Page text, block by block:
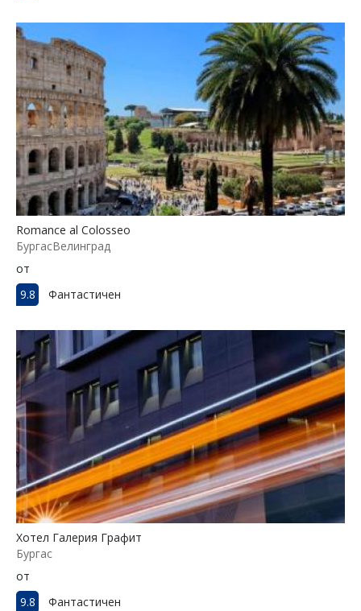
Romance al Colosseo
БургасВелинград
от
9.8
Фантастичен
Хотел Галерия Графит
Бургас
от
9.8
Фантастичен